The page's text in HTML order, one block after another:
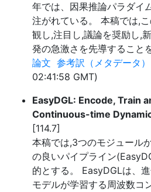
年では、因果推論パラダイ
注がれている。 本稿では,
観し,注目し,議論を奨励し,
発の急激さを先導すること
論文 参考訳（メタデータ）
02:41:58 GMT)
EasyDGL: Encode, Train
Continuous-time
[114.7]
本稿では,3つのモジュール
の良いパイプライン
的とする。 EasyDGLは、
モデルが学習する周波数コ